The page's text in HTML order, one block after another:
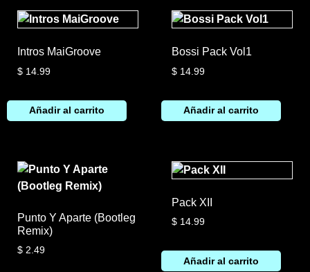
Intros MaiGroove
$ 14.99
Añadir al carrito
Bossi Pack Vol1
$14.99
Añadir al carrito
Punto Y Aparte (Bootleg
Remix)
$ 2.49
Pack XII
$14.99
Añadir al carrito